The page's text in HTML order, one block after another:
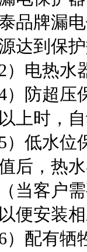
品牌漏
达到保
）电热水
）防超压
以上时，
）低水位
后，热
（当客户
以便安装
）配有牺